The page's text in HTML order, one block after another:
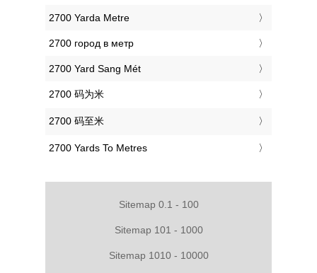
‎2700 Yarda Metre
‎2700 город в метр
‎2700 Yard Sang Mét
‎2700 码为米
‎2700 码至米
‎2700 Yards To Metres
Sitemap 0.1 - 100
Sitemap 101 - 1000
Sitemap 1010 - 10000